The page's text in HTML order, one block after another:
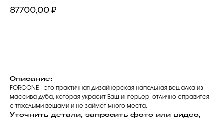
87700,00 ₽
Описание:
FORCONE - это практичная дизайнерская напольная вешалка из
массива дуба, которая украсит Ваш интерьер, отлично справится
с тяжелыми вещами и не займет много места.
Уточнить детали, запросить фото или видео,